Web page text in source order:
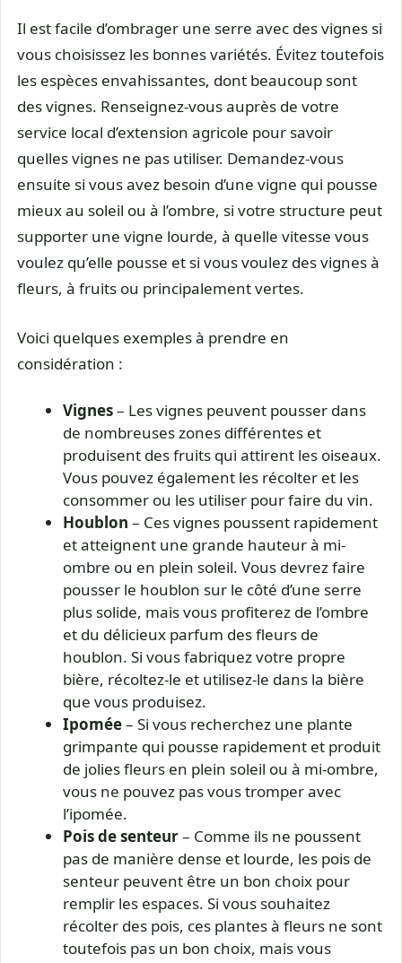
Il est facile d’ombrager une serre avec des vignes si
vous choisissez les bonnes variétés. Évitez toutefois
les espèces envahissantes, dont beaucoup sont
des vignes. Renseignez-vous auprès de votre
service local d’extension agricole pour savoir
quelles vignes ne pas utiliser. Demandez-vous
ensuite si vous avez besoin d’une vigne qui pousse
mieux au soleil ou à l’ombre, si votre structure peut
supporter une vigne lourde, à quelle vitesse vous
voulez qu’elle pousse et si vous voulez des vignes à
fleurs, à fruits ou principalement vertes.
Voici quelques exemples à prendre en
considération :
Vignes– Les vignes peuvent pousser dans
de nombreuses zones différentes et
produisent des fruits qui attirent les oiseaux.
Vous pouvez également les récolter et les
consommer ou les utiliser pour faire du vin.
Houblon – Ces vignes poussent rapidement
et atteignent une grande hauteur à mi-
ombre ou en plein soleil. Vous devrez faire
pousser le houblon sur le côté d’une serre
plus solide, mais vous profiterez de l’ombre
et du délicieux parfum des fleurs de
houblon. Si vous fabriquez votre propre
bière, récoltez-le et utilisez-le dans la bière
que vous produisez.
Ipomée– Si vous recherchez une plante
grimpante qui pousse rapidement et produit
de jolies fleurs en plein soleil ou à mi-ombre,
vous ne pouvez pas vous tromper avec
l’ipomée.
Pois de senteur– Comme ils ne poussent
pas de manière dense et lourde, les pois de
senteur peuvent être un bon choix pour
remplir les espaces. Si vous souhaitez
récolter des pois, ces plantes à fleurs ne sont
toutefois pas un bon choix, mais vous